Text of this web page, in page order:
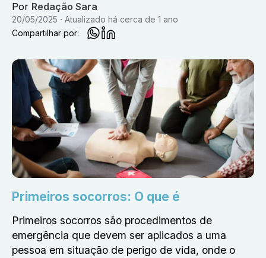
Por Redação Sara
20/05/2025 Atualizado há cerca de 1 ano
Compartilhar por:
Primeiros socorros: O que é
Primeiros socorros são procedimentos de
emergência que devem ser aplicados a uma
pessoa em situação de perigo de vida, onde o